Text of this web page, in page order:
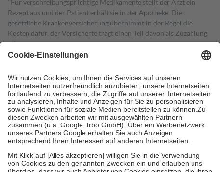
Für verschreibungspflichtige Medikamente stellt der Arzt ein
Rezept aus und der Patient erhält sie in der Apotheke. Die
gesetzliche Krankenversicherung übernimmt in der Regel die
Kosten dafür, der Versicherte trägt einen Teil davon als Zuzahlung
mit.
Grundsätzlich leisten Mitglieder Zuzahlungen in Höhe von zehn
höchstens zehn Euro.
Es sind jedoch nie mehr als die tatsächlichen
Kosten der Leistung zu entrichten.
Diese Regeln gelten grundsätzlich auch für Online-Apotheken.
Bei Heilmitteln und häuslicher Krankenpflege beträgt die
Zuzahlung zehn Prozent der Kosten sowie zehn Euro je
Verordnung.
Um das Engagement der Versicherten für ihre eigene Gesundheit zu
stärken und die besondere Stellung der Familie zu unterstützen,
fallenkeine Zuzahlungenan bei:
• Kindern und Jugendlichen bis zum vollendeten 18. Lebensjahr